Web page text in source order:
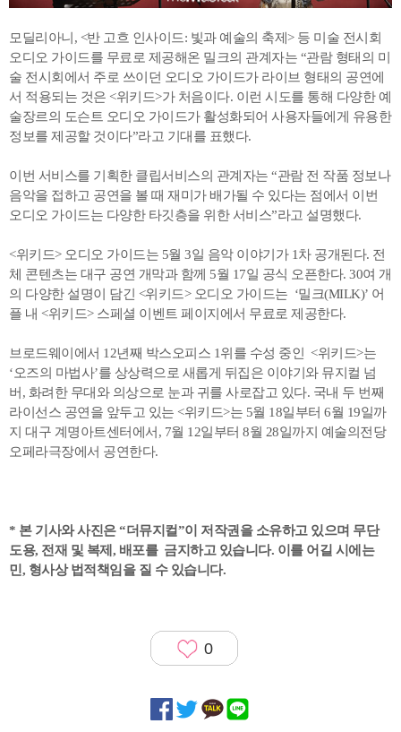
모딜리아니, <반 고흐 인사이드: 빛과 예술의 축제> 등 미술 전시회
오디오 가이드를 무료로 제공해온 밀크의 관계자는 “관람 형태의 미
술 전시회에서 주로 쓰이던 오디오 가이드가 라이브 형태의 공연에
서 적용되는 것은 <위키드>가 처음이다. 이런 시도를 통해 다양한 예
술장르의 도슨트 오디오 가이드가 활성화되어 사용자들에게 유용한
정보를 제공할 것이다”라고 기대를 표했다.
이번 서비스를 기획한 클립서비스의 관계자는 “관람 전 작품 정보나
음악을 접하고 공연을 볼 때 재미가 배가될 수 있다는 점에서 이번
오디오 가이드는 다양한 타깃층을 위한 서비스”라고 설명했다.
<위키드> 오디오 가이드는 5월 3일 음악 이야기가 1차 공개된다. 전
체 콘텐츠는 대구 공연 개막과 함께 5월 17일 공식 오픈한다. 30여 개
의 다양한 설명이 담긴 <위키드> 오디오 가이드는 ‘밀크(MILK)’ 어
플 내 <위키드> 스페셜 이벤트 페이지에서 무료로 제공한다.
브로드웨이에서 12년째 박스오피스 1위를 수성 중인 <위키드>는
‘오즈의 마법사’를 상상력으로 새롭게 뒤집은 이야기와 뮤지컬 넘
버, 화려한 무대와 의상으로 눈과 귀를 사로잡고 있다. 국내 두 번째
라이선스 공연을 앞두고 있는 <위키드>는 5월 18일부터 6월 19일까
지 대구 계명아트센터에서, 7월 12일부터 8월 28일까지 예술의전당
오페라극장에서 공연한다.
* 본 기사와 사진은 “더뮤지컬”이 저작권을 소유하고 있으며 무단
도용, 전재 및 복제, 배포를 금지하고 있습니다. 이를 어길 시에는
민, 형사상 법적책임을 질 수 있습니다.
0